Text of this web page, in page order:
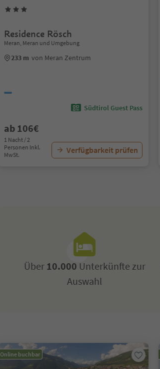
Residence Rösch
Meran, Meran und Umgebung
233 m von Meran Zentrum
Südtirol Guest Pass
ab 106€
1 Nacht / 2
Personen Inkl.
MwSt.
Verfügbarkeit prüfen
Über10.000 Unterkünfte zur
Auswahl
Online buchbar